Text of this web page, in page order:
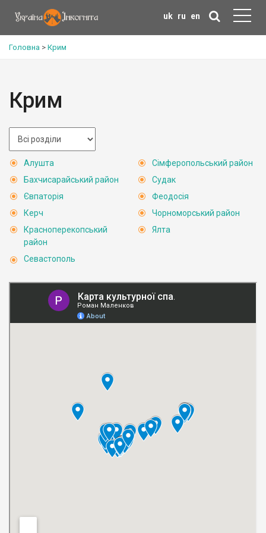
uk ru en
Головна > Крим
Крим
Алушта
Бахчисарайський район
Євпаторія
Керч
Красноперекопський
район
Севастополь
Сімферопольський район
Судак
Феодосія
Чорноморський район
Ялта